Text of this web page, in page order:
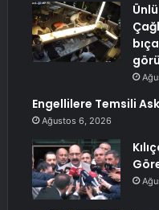
Engellilere Temsili
Ağustos 6, 2026